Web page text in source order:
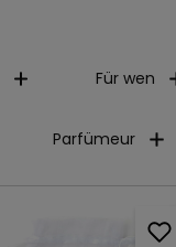
Für wen
Parfümeur